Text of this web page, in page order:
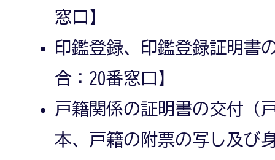
窓口】
印鑑登録、印鑑登録証明書
合：20番窓口】
戸籍関係の証明書の交付（
本、戸籍の附票の写し及び